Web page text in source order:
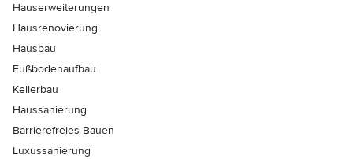
Hauserweiterungen
Hausrenovierung
Hausbau
Fußbodenaufbau
Kellerbau
Haussanierung
Barrierefreies Bauen
Luxussanierung